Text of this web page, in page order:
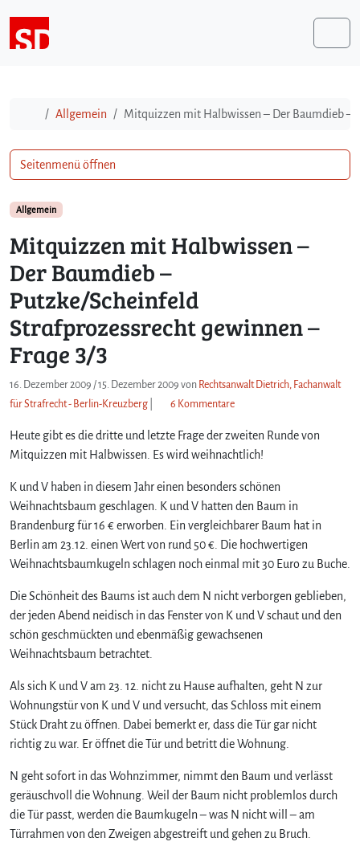
StartAllgemein Mitquizzen mit Halbwissen – Der Baumdieb –
Allgemein
Mitquizzen mit Halbwissen –
Der Baumdieb –
Putzke/Scheinfeld
Strafprozessrecht gewinnen –
Frage 3/3
16. Dezember 2009 /15. Dezember 2009 von Rechtsanwalt Dietrich, Fachanwalt
für Strafrecht - Berlin-Kreuzberg
6 Kommentarez
M
i
q
u
i
e
m
t
l
b
w
s
e
D
Heute gibt es die dritte und letzte Frage der zweiten Runde von
Mitquizzen mit Halbwissen. Es wird weihnachtlich!
K und V haben in diesem Jahr einen besonders schönen
Weihnachtsbaum geschlagen. K und V hatten den Baum in
Brandenburg für 16 € erworben. Ein vergleichbarer Baum hat in
Berlin am 23.12. einen Wert von rund 50 €. Die hochwertigen
Weihnachtsbaumkugeln schlagen noch einmal mit 30 Euro zu Buche.
Die Schönheit des Baums ist auch dem N nicht verborgen geblieben,
der jeden Abend neidisch in das Fenster von K und V schaut und den
schön geschmückten und ebenmäßig gewachsenen
Weihnachtsbaum betrachtet.
Als sich K und V am 23. 12. nicht zu Hause aufhalten, geht N zur
Wohnungstür von K und V und versucht, das Schloss mit einem
Stück Draht zu öffnen. Dabei bemerkt er, dass die Tür gar nicht
richtig zu war. Er öffnet die Tür und betritt die Wohnung.
N geht sofort in das Wohnzimmer, nimmt den Baum und verlässt
geräuschvoll die Wohnung. Weil der Baum nicht problemlos durch
die Tür passt, werden die Baumkugeln – was N nicht will – am
Türrahmen von den Zweigen abgestreift und gehen zu Bruch.
Seitenmenü öffnen